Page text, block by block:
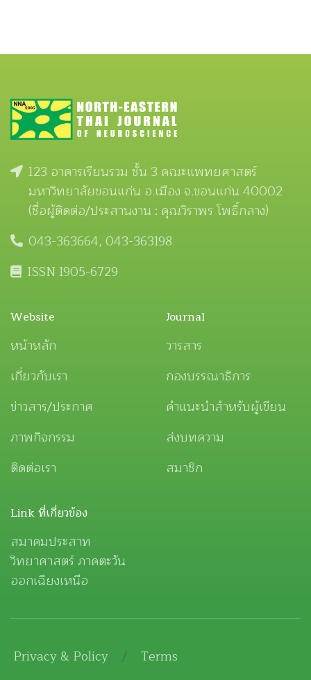
123 อาคารเรียนรวม ชั้น 3 คณะแพทยศาสตร์
มหาวิทยาลัยขอนแก่น อ.เมือง จ.ขอนแก่น 40002
(ชื่อผู้ติดต่อ/ประสานงาน : คุณวิราพร โพธิ์กลาง)
043-363664, 043-363198
ISSN 1905-6729
Website
หน้าหลัก
เกี่ยวกับเรา
ข่าวสาร/ประกาศ
ภาพกิจกรรม
ติดต่อเรา
Journal
วารสาร
กองบรรณาธิการ
คำแนะนำสำหรับผู้เขียน
ส่งบทความ
สมาชิก
Link ที่เกี่ยวข้อง
สมาคมประสาท
วิทยาศาสตร์ ภาคตะวัน
ออกเฉียงเหนือ
Privacy & Policy / Terms